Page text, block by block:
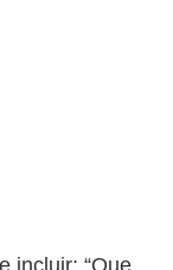
incluir; “Que